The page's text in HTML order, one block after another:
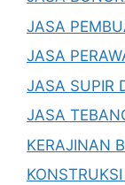
JASA
JASA
JASA SUPIR
JASA
KERAJINAN